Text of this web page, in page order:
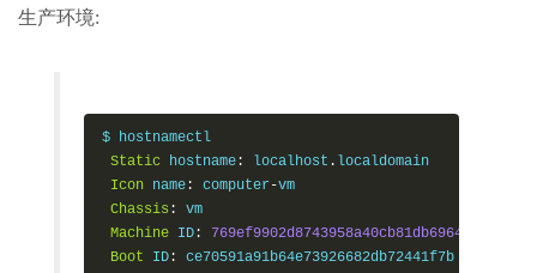
生产环境:
$ hostnamectl
Static hostname : localhost . localdomain
Icon name : computer-vm
Chassis :
vm
Machine ID :
769ef9902d8743958a40cb81db696433
Boot ID :
ce70591a91b64e73926682db72441f7b